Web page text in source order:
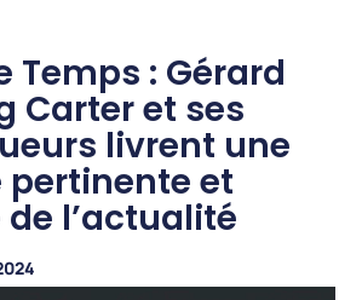
Temps : Gérard
Carter et ses
livrent une
pertinente et
l’actualité